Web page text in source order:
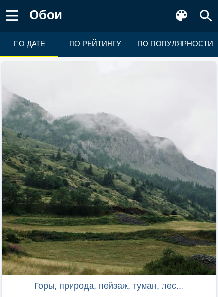
Обои
ПО ДАТЕ ПО РЕЙТИНГУ ПО ПОПУЛЯРНОСТИ
Горы, природа, пейзаж, туман, лес...